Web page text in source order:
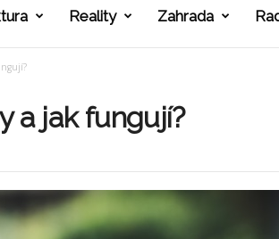
Reality Zahrada
a jak fungují?